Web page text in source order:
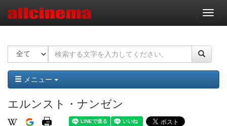
ナ
ビ
ー
ョ
ン
メニュー
エルンスト・ナンゼン